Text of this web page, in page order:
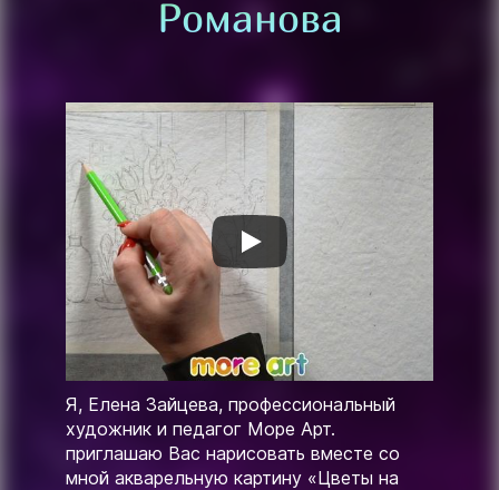
Романова
Я, Елена Зайцева, профессиональный
художник и педагог Море Арт.
приглашаю Вас нарисовать вместе со
мной акварельную картину «Цветы на